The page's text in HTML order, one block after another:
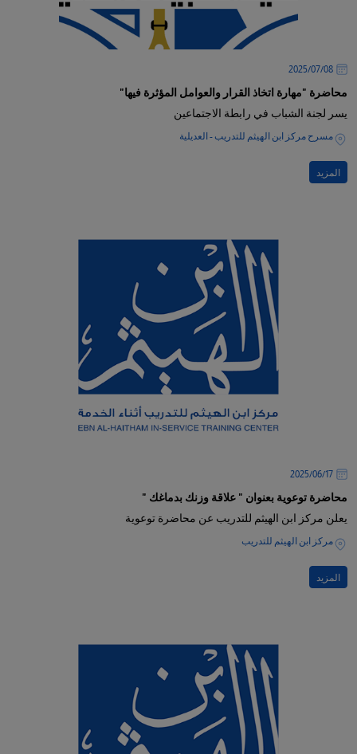
08‏/07‏/2025
محاضرة "مهارة اتخاذ القرار والعوامل المؤثرة فيها"
يسر لجنة الشباب في رابطة الاجتماعين
مسرح مركز ابن الهيثم للتدريب - العديلية
المزيد
17‏/06‏/2025
محاضرة توعوية بعنوان " علاقة وزنك بدماغك "
يعلن مركز ابن الهيثم للتدريب عن محاضرة توعوية
مركز ابن الهيثم للتدريب
المزيد